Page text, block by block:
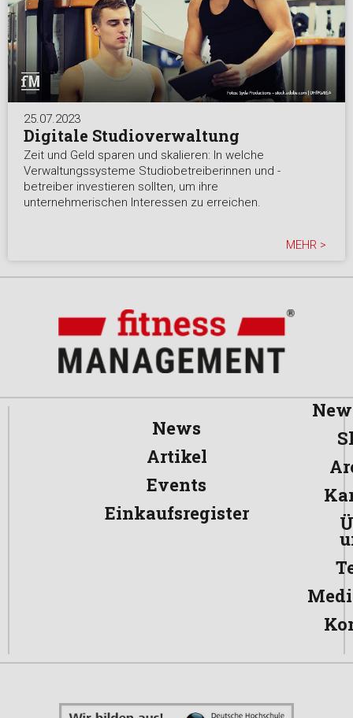
25.07.2023
Digitale Studioverwaltung
Zeit und Geld sparen und skalieren: In welche
Verwaltungssysteme Studiobetreiberinnen und -
betreiber investieren sollten, um ihre
unternehmerischen Interessen zu erreichen.
MEHR >
News
Artikel
Events
Einkaufsregister